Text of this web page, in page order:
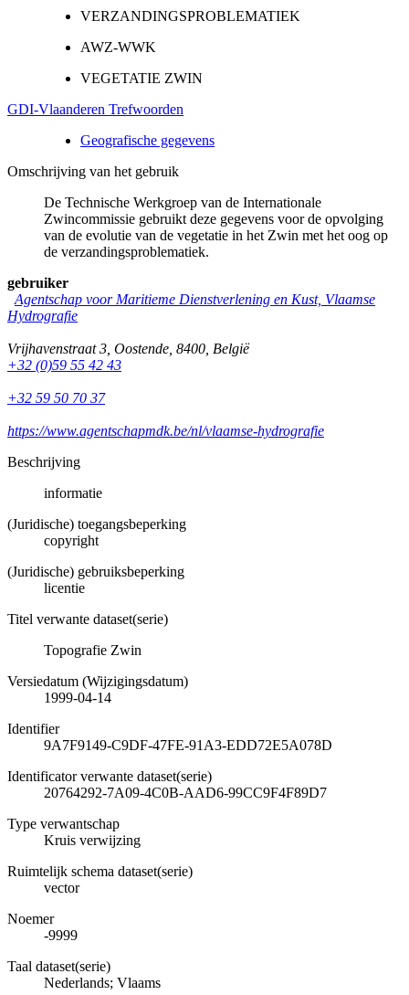
VERZANDINGSPROBLEMATIEK
AWZ-WWK
VEGETATIE ZWIN
GDI-Vlaanderen Trefwoorden
Geografische gegevens
Omschrijving van het gebruik
De Technische Werkgroep van de Internationale
Zwincommissie gebruikt deze gegevens voor de opvolging
van de evolutie van de vegetatie in het Zwin met het oog op
de verzandingsproblematiek.
gebruiker
Agentschap voor Maritieme Dienstverlening en Kust, Vlaamse
Hydrografie
Vrijhavenstraat 3 Oostende 8400 België
+32 (0)59 55 42 43
+32 59 50 70 37
https://www.agentschapmdk.be/nl/vlaamse-hydrografie
Beschrijving
informatie
(Juridische) toegangsbeperking
copyright
(Juridische) gebruiksbeperking
licentie
Titel verwante dataset(serie)
Topografie Zwin
Versiedatum (Wijzigingsdatum)
1999-04-14
Identifier
9A7F9149-C9DF-47FE-91A3-EDD72E5A078D
Identificator verwante dataset(serie)
20764292-7A09-4C0B-AAD6-99CC9F4F89D7
Type verwantschap
Kruis verwijzing
Ruimtelijk schema dataset(serie)
vector
Noemer
-9999
Taal dataset(serie)
Nederlands; Vlaams